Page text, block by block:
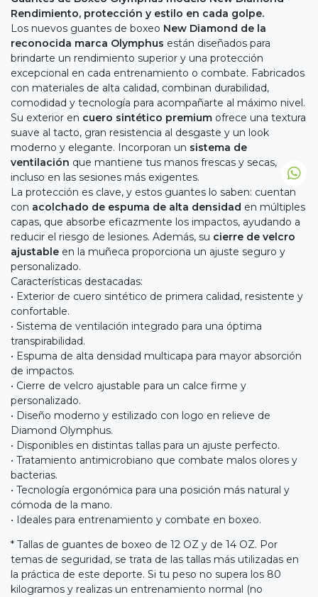
Rendimiento, protección y estilo en cada golpe.
Los nuevos guantes de boxeo New Diamond de la
reconocida marca Olymphus están diseñados para
brindarte un rendimiento superior y una protección
excepcional en cada entrenamiento o combate. Fabricados
con materiales de alta calidad, combinan durabilidad,
comodidad y tecnología para acompañarte al máximo nivel.
Su exterior en cuero sintético premium ofrece una textura
suave al tacto, gran resistencia al desgaste y un look
moderno y elegante. Incorporan un sistema de
ventilación que mantiene tus manos frescas y secas,
incluso en las sesiones más exigentes.
La protección es clave, y estos guantes lo saben: cuentan
con acolchado de espuma de alta densidad en múltiples
capas, que absorbe eficazmente los impactos, ayudando a
reducir el riesgo de lesiones. Además, su cierre de velcro
ajustable en la muñeca proporciona un ajuste seguro y
personalizado.
Características destacadas:
• Exterior de cuero sintético de primera calidad, resistente y
confortable.
• Sistema de ventilación integrado para una óptima
transpirabilidad.
• Espuma de alta densidad multicapa para mayor absorción
de impactos.
• Cierre de velcro ajustable para un calce firme y
personalizado.
• Diseño moderno y estilizado con logo en relieve de
Diamond Olymphus.
• Disponibles en distintas tallas para un ajuste perfecto.
• Tratamiento antimicrobiano que combate malos olores y
bacterias.
• Tecnología ergonómica para una posición más natural y
cómoda de la mano.
• Ideales para entrenamiento y combate en boxeo.
* Tallas de guantes de boxeo de 12 OZ y de 14 OZ. Por
temas de seguridad, se trata de las tallas más utilizadas en
la práctica de este deporte. Si tu peso no supera los 80
kilogramos y realizas un entrenamiento normal (no